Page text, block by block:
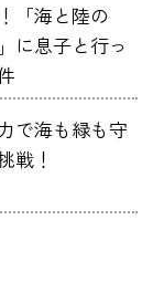
「海と陸の
に息子と行っ
で海も緑も守
戦！